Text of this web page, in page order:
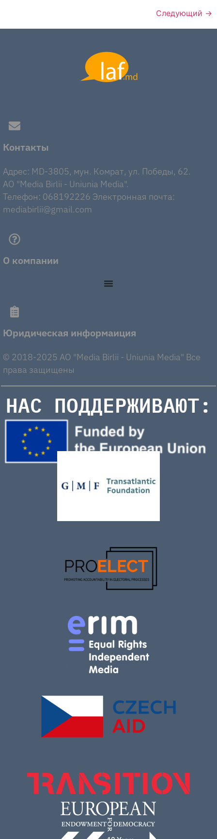
Следующий →
Контакты
Адрес: MD-3805, мун. Комрат, ул. Победы, 62.
AO "Media Birlii - Uniunia Media".
Телефон: 068192226 Электронная почта:
mediabirlii@gmail.com
О компании
Юридическая информаиция
© 2018-2025 AO "Media Birlii - Uniunia Media" Все
права защищены
НАС ПОДДЕРЖИВАЮТ: